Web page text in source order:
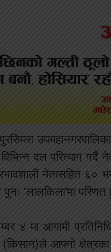
दल परित्याग
नेतासहित ६०
पुनः ‘लालकिला’मा
४ मा आगामी
आफ्नो क्षेत्रका